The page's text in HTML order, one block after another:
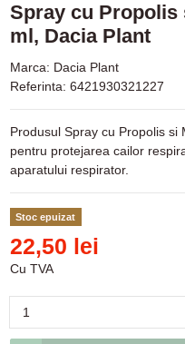
Spray cu Propolis
ml, Dacia Plant
Marca: Dacia Plant
Referinta: 6421930321227
Produsul Spray cu Propolis si
pentru protejarea cailor
aparatului respirator.
Stoc epuizat
22,50 lei
Cu TVA